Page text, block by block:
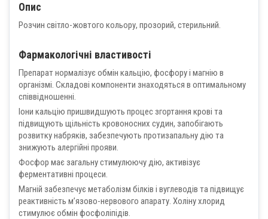
Опис
Розчин світло-жовтого кольору, прозорий, стерильний.
Фармакологічні властивості
Препарат нормалізує обмін кальцію, фосфору і магнію в
організмі. Складові компоненти знаходяться в оптимальному
співвідношенні.
Іони кальцію пришвидшують процес згортання крові та
підвищують щільність кровоносних судин, запобігають
розвитку набряків, забезпечують протизапальну дію та
знижують алергійні прояви.
Фосфор має загальну стимулюючу дію, активізує
ферментативні процеси.
Магній забезпечує метаболізм білків і вуглеводів та підвищує
реактивність м’язово-нервового апарату. Холіну хлорид
стимулює обмін фосфоліпідів.